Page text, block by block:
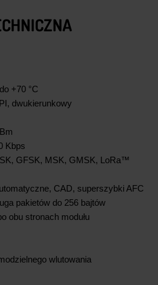
+70 °C
dwukierunkowy
Kbps
GFSK, MSK, GMSK, LoRa™
CAD, superszybki AFC
pakietów do 256 bajtów
obu stronach modułu
wlutowania